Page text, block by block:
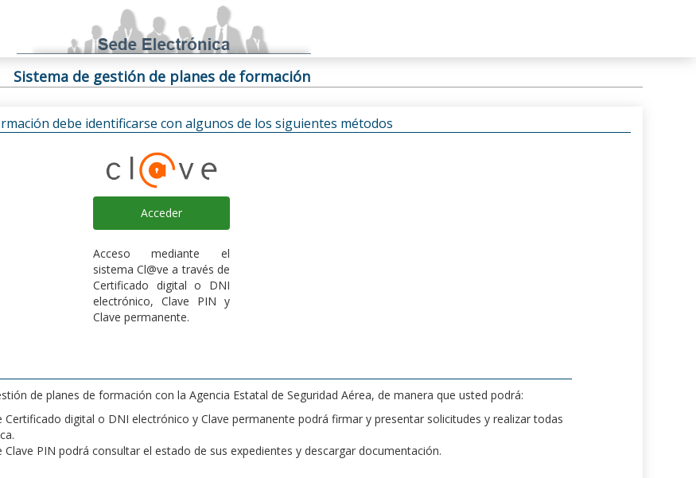
Sistema de gestión de planes de formación
debe identificarse con algunos de los siguientes métodos
Acceder
Acceso mediante el
sistema Cl@ve a través de
Certificado digital o DNI
electrónico, Clave PIN y
Clave permanente.
de planes de formación con la Agencia Estatal de Seguridad Aérea, de manera que usted podrá:
Certificado digital o DNI electrónico y Clave permanente podrá firmar y presentar solicitudes y realizar todas
PIN podrá consultar el estado de sus expedientes y descargar documentación.